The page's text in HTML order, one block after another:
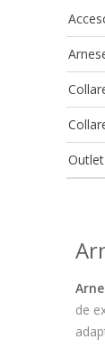
Outlet
de